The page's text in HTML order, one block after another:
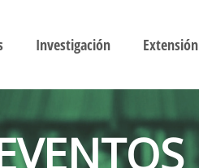
Investigación Extensión